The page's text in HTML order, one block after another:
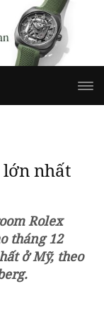
nhất
Rolex
tháng 12
ở Mỹ, theo